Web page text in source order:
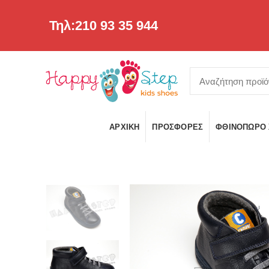
Τηλ:210 93 35 944
ΑΡΧΙΚΉ ΠΡΟΣΦΟΡΕΣ ΦΘΙΝΌΠΩΡΟ